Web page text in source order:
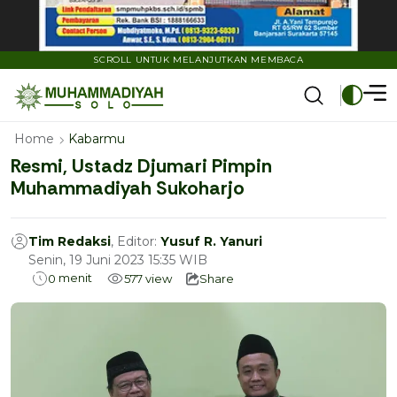
SCROLL UNTUK MELANJUTKAN MEMBACA
Home Kabarmu
Resmi, Ustadz Djumari Pimpin
Muhammadiyah Sukoharjo
Tim Redaksi, Editor: Yusuf R. Yanuri
Senin, 19 Juni 2023 15:35 WIB
0 menit 577view Share